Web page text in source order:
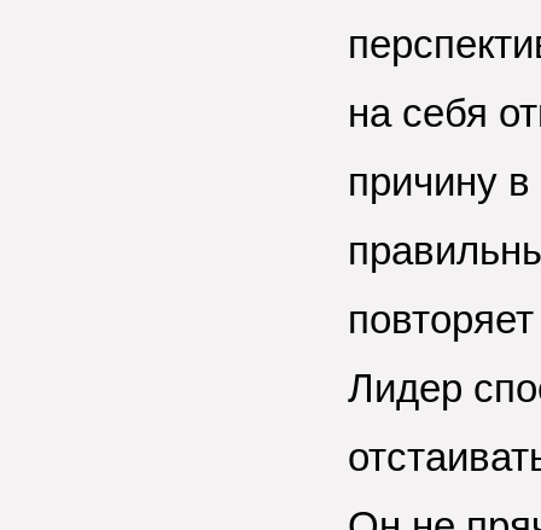
на себя
причину
Лидер